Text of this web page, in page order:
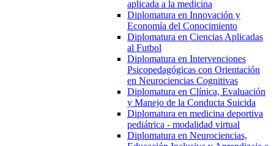
aplicada a la medicina
Diplomatura en Innovación y
Economía del Conocimiento
Diplomatura en Ciencias Aplicadas
al Futbol
Diplomatura en Intervenciones
Psicopedagógicas con Orientación
en Neurociencias Cognitivas
Diplomatura en Clínica, Evaluación
y Manejo de la Conducta Suicida
Diplomatura en medicina deportiva
pediátrica - modalidad virtual
Diplomatura en Neurociencias,